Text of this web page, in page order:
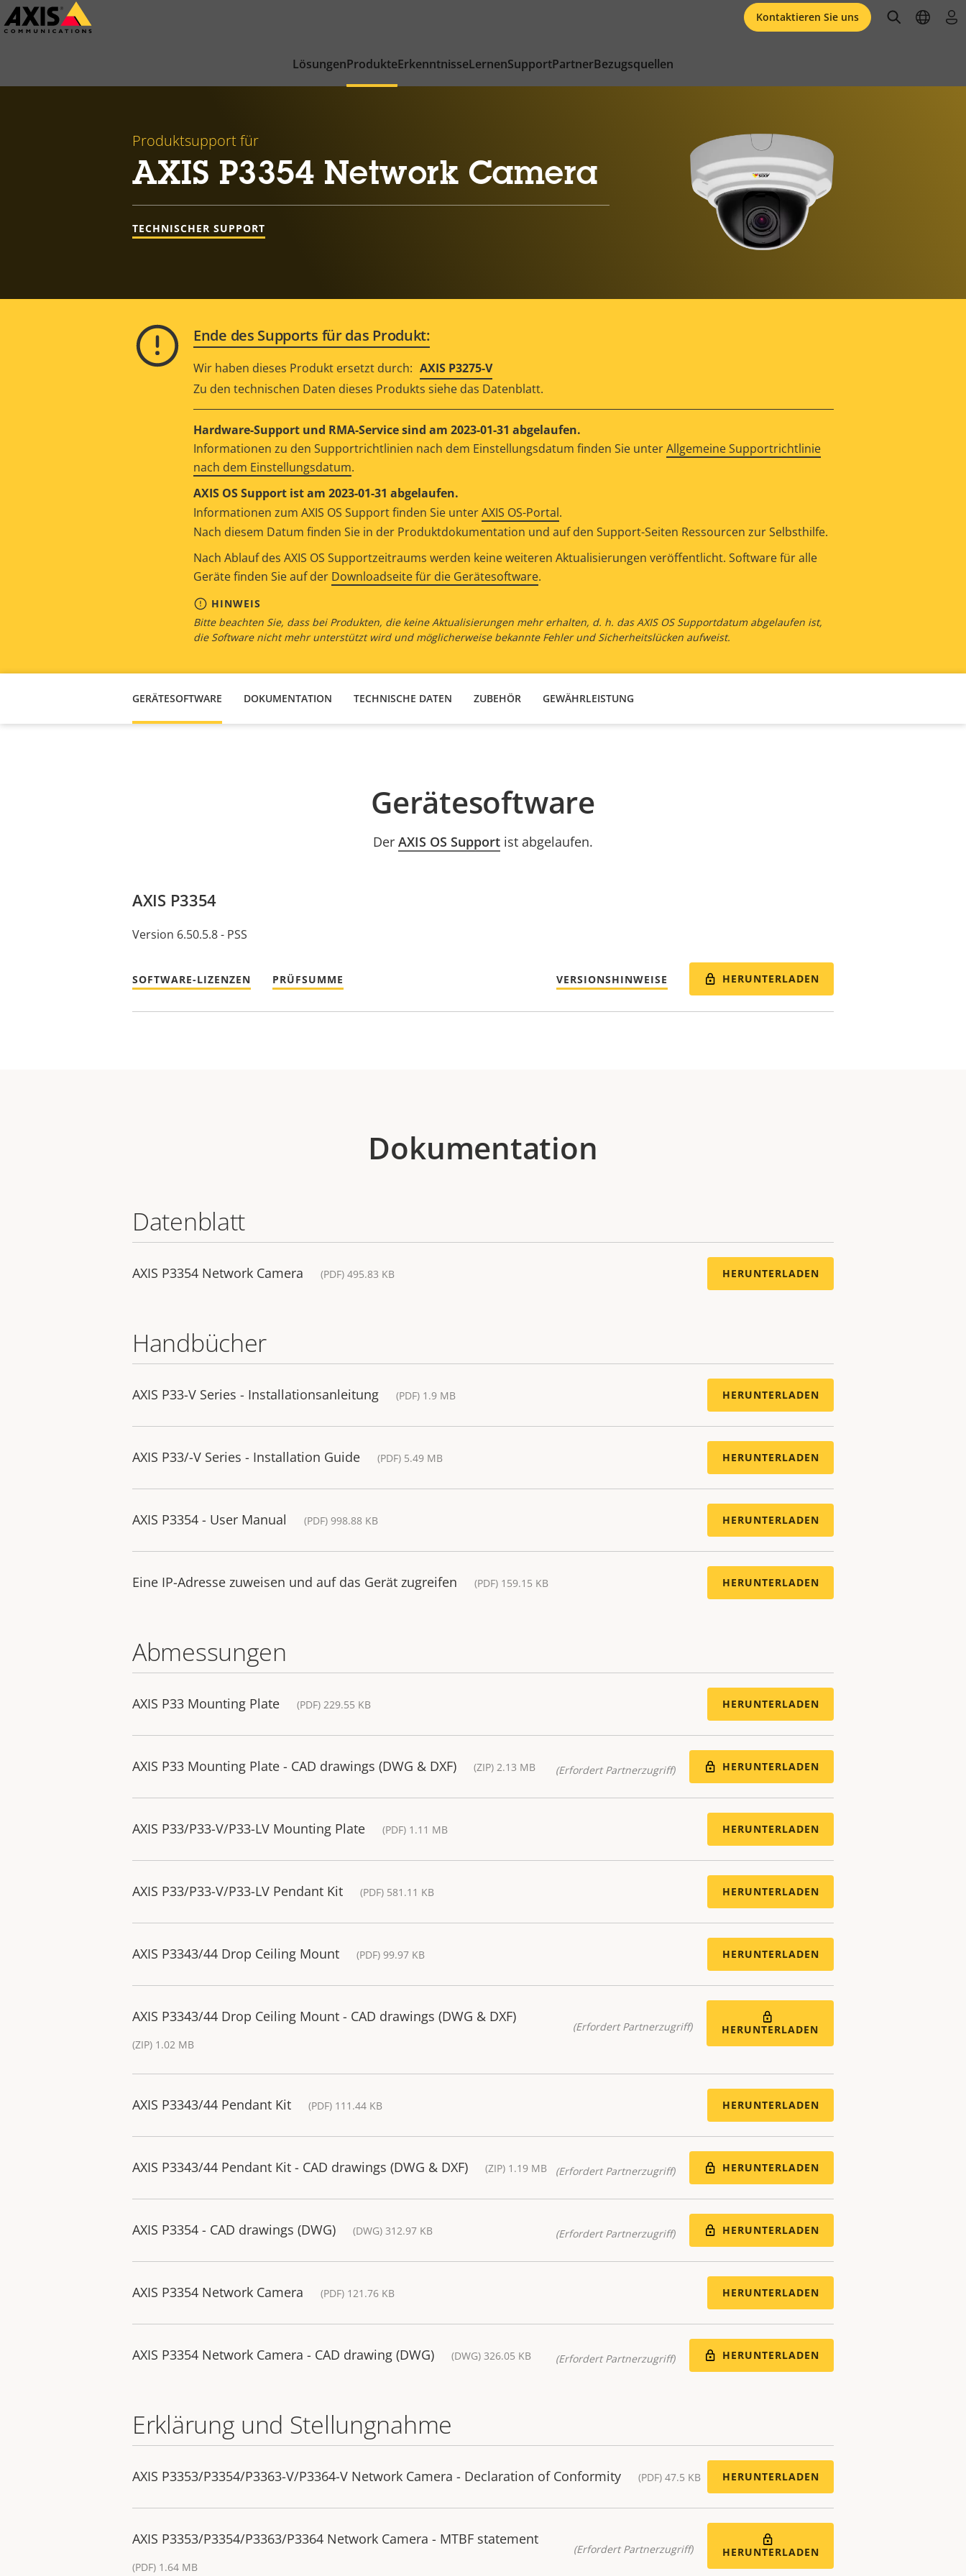
Zum
Hauptinhalt
LösungenProdukteErkenntnisseLernenSupportPartnerBezugsquellen
Kontaktieren Sie uns openopen
Produktsupport für
AXIS P3354 Network Camera
TECHNISCHER SUPPORT
Ende des Supports für das Produkt:
Wir haben dieses Produkt ersetzt durch: AXIS P3275-V
Zu den technischen Daten dieses Produkts siehe das Datenblatt.
Hardware-Support und RMA-Service sind am 2023-01-31 abgelaufen.
Informationen zu den Supportrichtlinien nach dem Einstellungsdatum finden Sie unterAllgemeine Supportrichtlinie
nach dem Einstellungsdatum.
AXIS OS Support ist am 2023-01-31 abgelaufen.
Informationen zum AXIS OS Support finden Sie unterAXIS OS-Portal.
Nach diesem Datum finden Sie in der Produktdokumentation und auf den Support-Seiten Ressourcen zur Selbsthilfe.
Nach Ablauf des AXIS OS Supportzeitraums werden keine weiteren Aktualisierungen veröffentlicht. Software für alle
Geräte finden Sie auf der Downloadseite für die Gerätesoftware.
HINWEIS
Bitte beachten Sie, dass bei Produkten, die keine Aktualisierungen mehr erhalten, d. h. das AXIS OS Supportdatum abgelaufen ist,
die Software nicht mehr unterstützt wird und möglicherweise bekannte Fehler und Sicherheitslücken aufweist.
GERÄTESOFTWARE DOKUMENTATION TECHNISCHE DATEN ZUBEHÖR GEWÄHRLEISTUNG
Gerätesoftware
Der AXIS OS Supportist abgelaufen.
AXIS P3354
Version 6.50.5.8 - PSS
SOFTWARE-LIZENZEN PRÜFSUMME VERSIONSHINWEISE HERUNTERLADEN
Dokumentation
Datenblatt
AXIS P3354 Network Camera (PDF) 495.83 KB HERUNTERLADEN
Handbücher
AXIS P33-V Series - Installationsanleitung (PDF) 1.9 MB HERUNTERLADEN
AXIS P33/-V Series - Installation Guide (PDF) 5.49 MB HERUNTERLADEN
AXIS P3354 - User Manual (PDF) 998.88 KB HERUNTERLADEN
Eine IP-Adresse zuweisen und auf das Gerät zugreifen (PDF) 159.15 KB HERUNTERLADEN
Abmessungen
AXIS P33 Mounting Plate (PDF) 229.55 KB HERUNTERLADEN
AXIS P33 Mounting Plate - CAD drawings (DWG & DXF) (ZIP) 2.13 MB (Erfordert Partnerzugriff) HERUNTERLADEN
AXIS P33/P33-V/P33-LV Mounting Plate (PDF) 1.11 MB HERUNTERLADEN
AXIS P33/P33-V/P33-LV Pendant Kit (PDF) 581.11 KB HERUNTERLADEN
AXIS P3343/44 Drop Ceiling Mount (PDF) 99.97 KB HERUNTERLADEN
AXIS P3343/44 Drop Ceiling Mount - CAD drawings (DWG & DXF)
(ZIP) 1.02 MB
(Erfordert Partnerzugriff) HERUNTERLADEN
AXIS P3343/44 Pendant Kit (PDF) 111.44 KB HERUNTERLADEN
AXIS P3343/44 Pendant Kit - CAD drawings (DWG & DXF) (ZIP) 1.19 MB (Erfordert Partnerzugriff) HERUNTERLADEN
AXIS P3354 - CAD drawings (DWG) (DWG) 312.97 KB (Erfordert Partnerzugriff) HERUNTERLADEN
AXIS P3354 Network Camera (PDF) 121.76 KB HERUNTERLADEN
AXIS P3354 Network Camera - CAD drawing (DWG) (DWG) 326.05 KB (Erfordert Partnerzugriff) HERUNTERLADEN
Erklärung und Stellungnahme
AXIS P3353/P3354/P3363-V/P3364-V Network Camera - Declaration of Conformity (PDF) 47.5 KB HERUNTERLADEN
AXIS P3353/P3354/P3363/P3364 Network Camera - MTBF statement
(PDF) 1.64 MB
(Erfordert Partnerzugriff) HERUNTERLADEN